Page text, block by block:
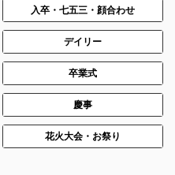
身長：155cm
入卒・七五三・顔合わせ
デイリー
卒業式
慶事
花火大会・お祭り